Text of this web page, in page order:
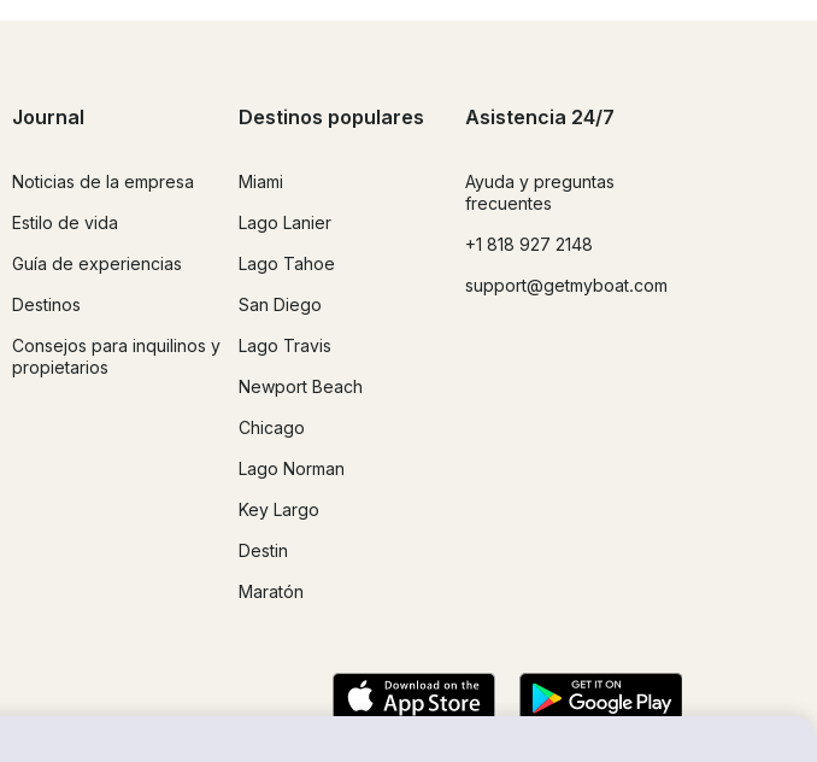
Journal
Noticias de la empresa
Estilo de vida
Guía de experiencias
Destinos
Consejos para inquilinos y
propietarios
Destinos populares
Miami
Lago Lanier
Lago Tahoe
San Diego
Lago Travis
Newport Beach
Chicago
Lago Norman
Key Largo
Destin
Maratón
Asistencia 24/7
Ayuda y preguntas
frecuentes
+1 818 927 2148
support@getmyboat.com